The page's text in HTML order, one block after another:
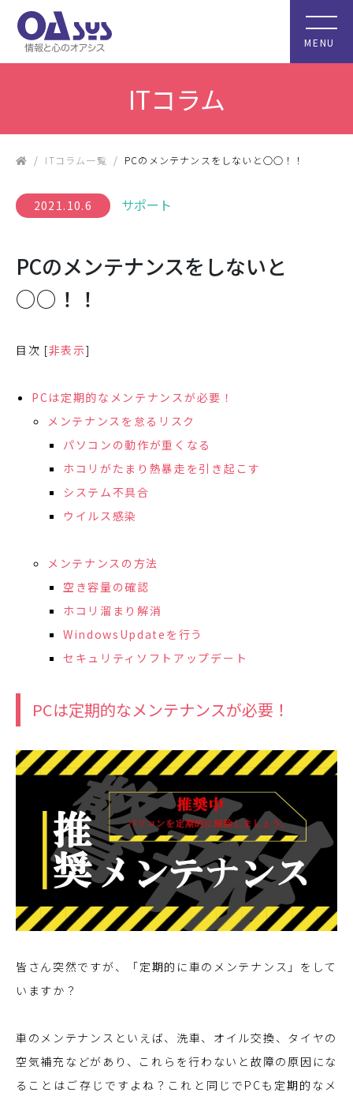
ITコラム
ITコラム一覧 PCのメンテナンスをしないと○○！！
PCのメンテナンスをしないと
○○！！
2021.10.6 サポート
目次 [非表示]
PCは定期的なメンテナンスが必要！
メンテナンスを怠るリスク
パソコンの動作が重くなる
ホコリがたまり熱暴走を引き起こす
システム不具合
ウイルス感染
メンテナンスの方法
空き容量の確認
ホコリ溜まり解消
WindowsUpdateを行う
セキュリティソフトアップデート
PCは定期的なメンテナンスが必要！
皆さん突然ですが、「定期的に車のメンテナンス」をして
いますか？
車のメンテナンスといえば、洗車、オイル交換、タイヤの
空気補充などがあり、これらを行わないと故障の原因にな
ることはご存じですよね？これと同じでPCも定期的なメ
MENU